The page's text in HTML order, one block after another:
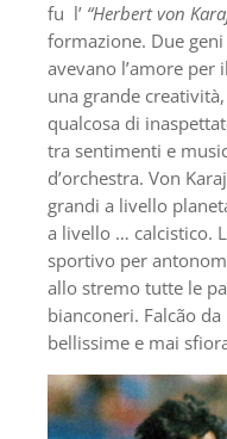
fu l’ “Herbert von
formazione. Due
avevano l’amore
una grande
qualcosa di
tra sentimenti e
d’orchestra. Von
grandi a livello
a livello … calcistico.
sportivo per
allo stremo tutte le
bianconeri. Falcão
bellissime e mai